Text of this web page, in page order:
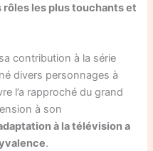
rôles les plus touchants et
contribution à la série
divers personnages à
l’a rapproché du grand
à son
à la télévision a
.